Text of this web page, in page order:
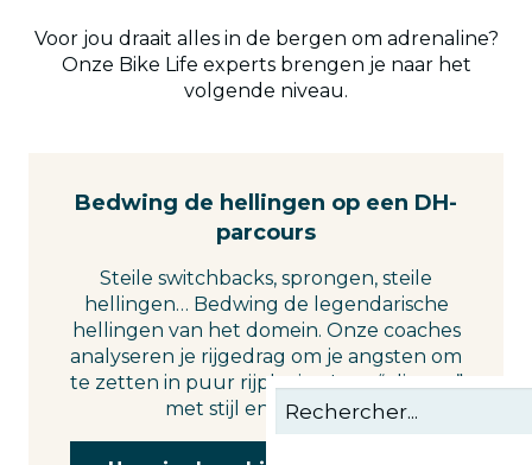
Voor jou draait alles in de bergen om adrenaline?
Onze Bike Life experts brengen je naar het
volgende niveau.
Bedwing de hellingen op een DH-
parcours
Steile switchbacks, sprongen, steile
hellingen… Bedwing de legendarische
hellingen van het domein. Onze coaches
analyseren je rijgedrag om je angsten om
te zetten in puur rijplezier. Leer “vliegen”
met stijl en veiligheid.